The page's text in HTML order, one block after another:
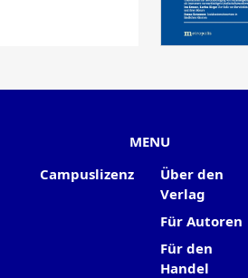
MENU
Campuslizenz
Über den
Verlag
Für Autoren
Für den
Handel